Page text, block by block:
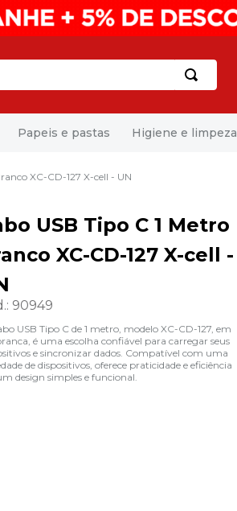
Papeis e pastas Higiene e limpeza
XC-CD-127 X-cell - UN
USB Tipo C 1 Metro
XC-CD-127 X-cell -
: 90949
USB Tipo C de 1 metro, modelo XC-CD-127, em
é uma escolha confiável para carregar seus
e sincronizar dados. Compatível com uma
de dispositivos, oferece praticidade e eficiência
design simples e funcional.